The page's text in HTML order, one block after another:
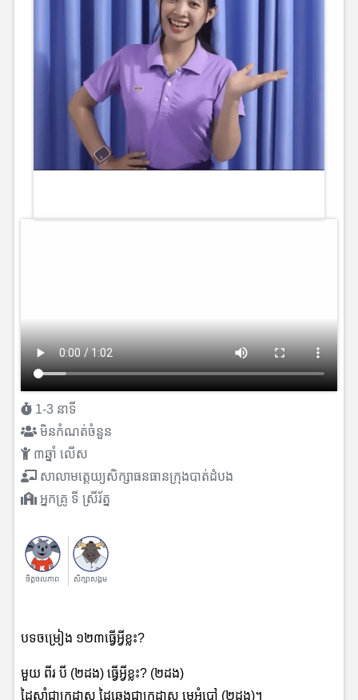
1-3 នាទី
មិនកំណត់ចំនួន
៣ឆ្នាំ លើស
សាលាមត្តេយ្យសិក្សាធនធានក្រុងបាត់ដំបង
អ្នកគ្រូ ទី​ ស្រីរ័ត្ន
ចិត្តចលភាព សិក្សាសង្គម
បទចម្រៀង ១២៣ធ្វើអ្វីខ្លះ?
មួយ ពីរ បី (២ដង) ធ្វើអ្វីខ្លះ? (២ដង)
ដៃស្តាំជាក្រដាស ដៃឆ្វេងជាក្រដាស​ មេអំបៅ (២ដង)។